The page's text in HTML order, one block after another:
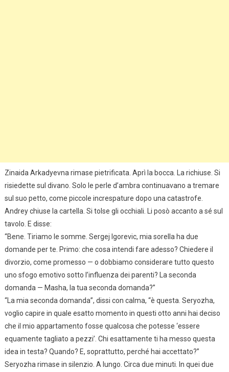
Zinaida Arkadyevna rimase pietrificata. Aprì la bocca. La richiuse. Si
risiedette sul divano. Solo le perle d’ambra continuavano a tremare
sul suo petto, come piccole increspature dopo una catastrofe.
Andrey chiuse la cartella. Si tolse gli occhiali. Li posò accanto a sé sul
tavolo. E disse:
“Bene. Tiriamo le somme. Sergej Igorevic, mia sorella ha due
domande per te. Primo: che cosa intendi fare adesso? Chiedere il
divorzio, come promesso — o dobbiamo considerare tutto questo
uno sfogo emotivo sotto l’influenza dei parenti? La seconda
domanda — Masha, la tua seconda domanda?”
“La mia seconda domanda”, dissi con calma, “è questa. Seryozha,
voglio capire in quale esatto momento in questi otto anni hai deciso
che il mio appartamento fosse qualcosa che potesse ‘essere
equamente tagliato a pezzi’. Chi esattamente ti ha messo questa
idea in testa? Quando? E, soprattutto, perché hai accettato?”
Seryozha rimase in silenzio. A lungo. Circa due minuti. In quei due